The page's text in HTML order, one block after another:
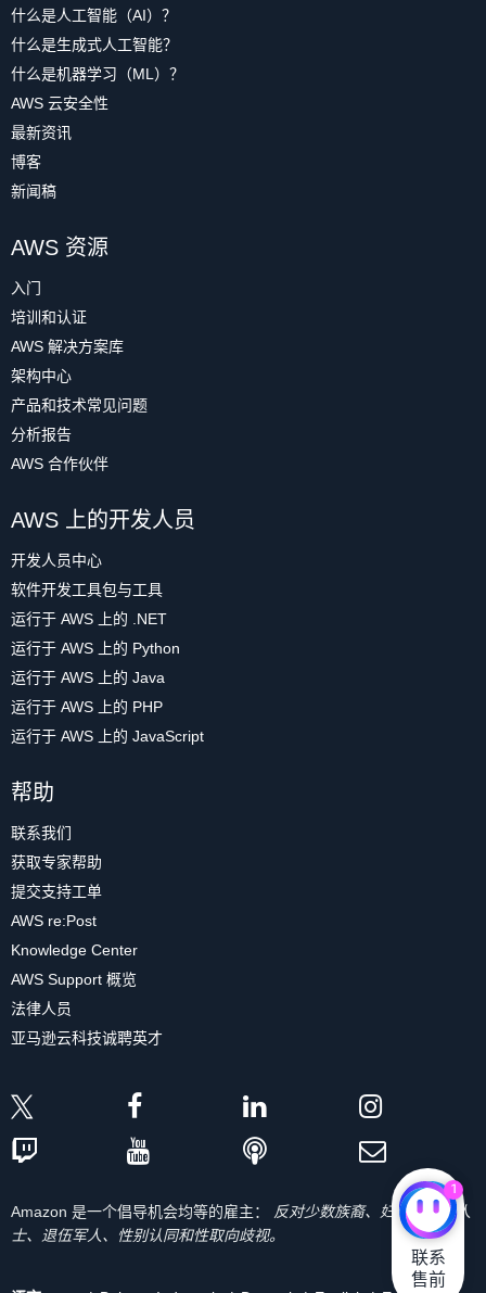
什么是人工智能（AI）？
什么是生成式人工智能？
什么是机器学习（ML）？
AWS 云安全性
最新资讯
博客
新闻稿
AWS 资源
入门
培训和认证
AWS 解决方案库
架构中心
产品和技术常见问题
分析报告
AWS 合作伙伴
AWS 上的开发人员
开发人员中心
软件开发工具包与工具
运行于 AWS 上的 .NET
运行于 AWS 上的 Python
运行于 AWS 上的 Java
运行于 AWS 上的 PHP
运行于 AWS 上的 JavaScript
帮助
联系我们
获取专家帮助
提交支持工单
AWS re:Post
Knowledge Center
AWS Support 概览
法律人员
亚马逊云科技诚聘英才
Amazon 是一个倡导机会均等的雇主：
反对少数族裔、妇女、残疾人
士、退伍军人、性别认同和性取向歧视。
1
联系
售前